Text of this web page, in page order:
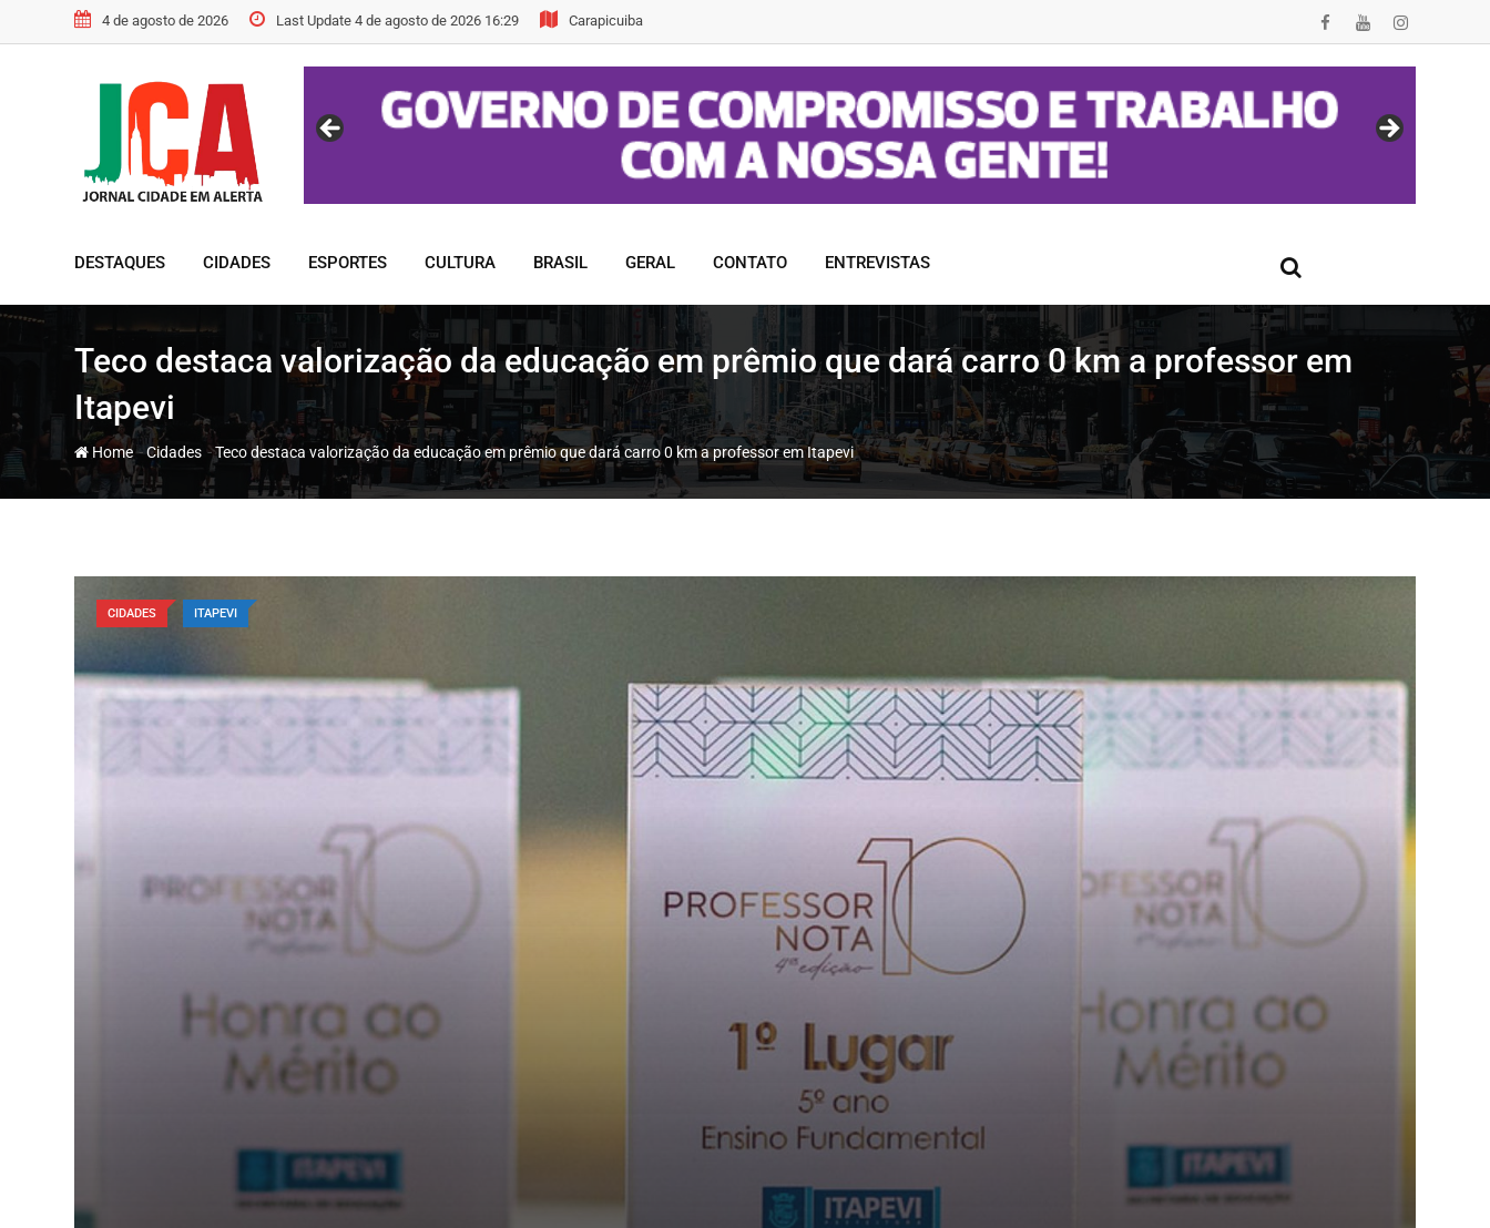
to
4 de agosto de 2026 Last Update 4 de agosto de 2026 16:29 Carapicuiba
DESTAQUES CIDADES ESPORTES CULTURA BRASIL GERAL CONTATO ENTREVISTAS
Teco destaca valorização da educação em prêmio que dará carro 0 km a professor em
Itapevi
Home-Cidades -Teco destaca valorização da educação em prêmio que dará carro 0 km a professor em Itapevi
CIDADES ITAPEVI